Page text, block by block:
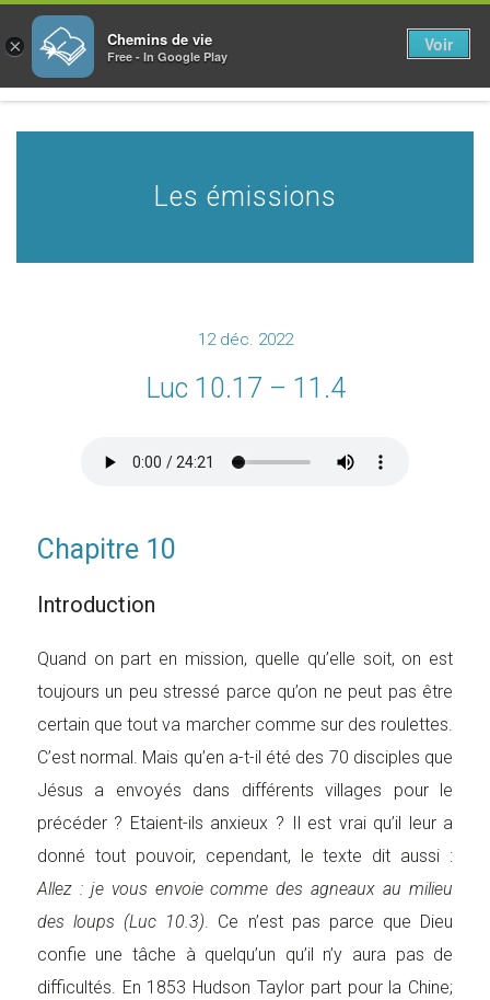
Les émissions
12 déc. 2022
Luc 10.17 – 11.4
Chapitre 10
Introduction
Quand on part en mission, quelle qu’elle soit, on est
toujours un peu stressé parce qu’on ne peut pas être
certain que tout va marcher comme sur des roulettes.
C’est normal. Mais qu’en a-t-il été des 70 disciples que
Jésus a envoyés dans différents villages pour le
précéder ? Etaient-ils anxieux ? Il est vrai qu’il leur a
donné tout pouvoir, cependant, le texte dit aussi :
Allez : je vous envoie comme des agneaux au milieu
des loups (Luc 10.3). Ce n’est pas parce que Dieu
confie une tâche à quelqu’un qu’il n’y aura pas de
difficultés. En 1853 Hudson Taylor part pour la Chine;
× Chemins de vie
Free - In Google Play
Voir